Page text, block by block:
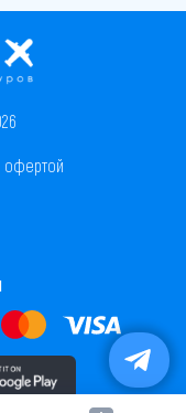
офертой
Скачать приложение в PlayMarket